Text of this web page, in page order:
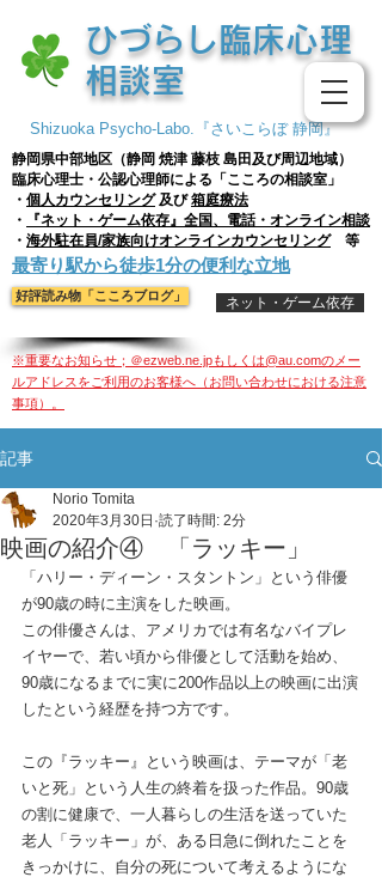
​ひづらし臨床心理
相談室
ネット・ゲーム依存
Shizuoka Psycho-Labo.『さいこらぼ 静岡』
静岡県中部地区（静岡 焼津 藤枝 島田及び周辺地域）
臨床心理士・公認心理師による「こころの相談室」
・ 個人カウンセリング 及び箱庭療法
・
『ネット・ゲーム依存』全国、電話・オンライン相談
・ 海外駐在員/家族向けオンラインカウンセリング等
​最寄り駅から徒歩1分の便利な立地
好評読み物「こころブログ」
※重要なお知らせ；＠ezweb.ne.jpもしくは@au.comのメー
ルアドレスをご利用のお客様へ（お問い合わせにおける注意
事項）。
記事
映画の紹介④ 「ラッキー」
Norio Tomita
2020年3月30日 読了時間: 2分
「ハリー・ディーン・スタントン」という俳優
が90歳の時に主演をした映画。
この俳優さんは、アメリカでは有名なバイプレ
イヤーで、若い頃から俳優として活動を始め、
90歳になるまでに実に200作品以上の映画に出演
したという経歴を持つ方です。
この『ラッキー』という映画は、テーマが「老
いと死」という人生の終着を扱った作品。90歳
の割に健康で、一人暮らしの生活を送っていた
老人「ラッキー」が、ある日急に倒れたことを
きっかけに、自分の死について考えるようにな